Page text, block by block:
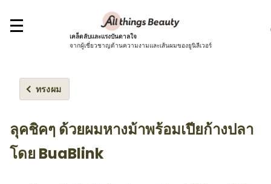
เคล็ดลับและแรงบันดาลใจ
จากผู้เชี่ยวชาญด้านความงามและเส้นผมของยูนิลีเวอร์
ทรงผม
ลุคชิคๆ ด้วยผมหางม้าพร้อมเปียก้างปลา
โดย BuaBlink